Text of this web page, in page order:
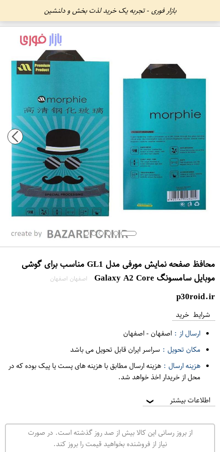
بازار فوری - تجربه یک خرید لذت بخش و دلنشین
محافظ صفحه نمایش مورفی مدل GL1 مناسب برای گوشی
موبایل سامسونگ Galaxy A2 Core
اصفهان اصفهان
p30roid.ir
شرایط خرید
ارسال از : اصفهان-اصفهان
مکان تحویل : سراسر ایران قابل تحویل می باشد
هزینه ارسال : هزینه ارسال مطابق با هزینه های پست یا پیک بوده که در
محل از خریدار اخذ خواهد شد.
اطلاعات بیشتر ❯
از بروز رسانی این کالا بیش از صد روز گذشته است. در صورت
نیاز از فروشنده بخواهید قیمت را بروز کند.